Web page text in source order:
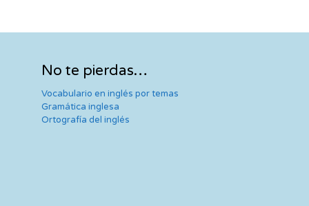
No te pierdas…
Vocabulario en inglés por temas
Gramática inglesa
Ortografía del inglés